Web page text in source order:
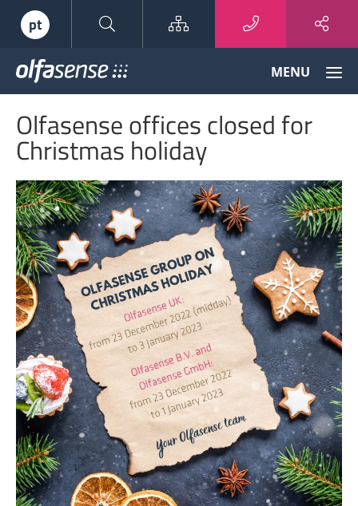
pt Sitemap
Odour
Data
to
Knowledge
MENU
Olfasense offices closed for
Christmas holiday